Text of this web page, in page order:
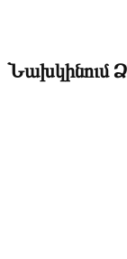
Նախկինում